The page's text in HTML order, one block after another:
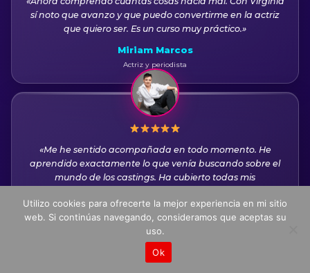
sí noto que avanzo y que puedo convertirme en la actriz
que quiero ser. Es un curso muy práctico.»
Miriam Marcos
Actriz y periodista
«Me he sentido acompañada en todo momento. He
aprendido exactamente lo que venía buscando sobre el
mundo de los castings. Ha cubierto todas mis
Melena López
Utilizo cookies para ofrecerte la mejor experiencia en mi sitio
web. Si continúas navegando, consideramos que aceptas su
uso.
Ok